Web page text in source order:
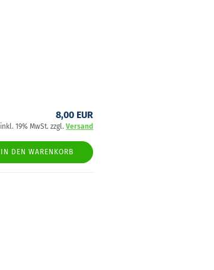
8,00 EUR
inkl. 19% MwSt. zzgl.Versand
IN DEN WARENKORB